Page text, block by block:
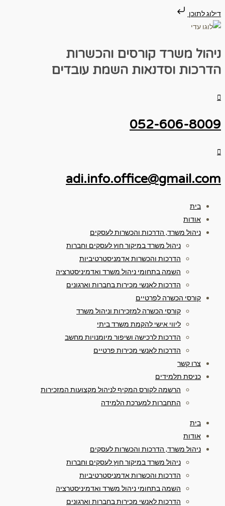
דילוג לתוכן
ניהול משרד קורסים והכשרות
הדרכות וסדנאות השמת עובדים
052-606-8009
adi.info.office@gmail.com
בית
אודות
ניהול משרד, הדרכות והכשרות לעסקים
ניהול משרד במיקור חוץ לעסקים וחברות
הדרכות והכשרות אדמניסטרטיביות
השמה בתחומי ניהול משרד ואדמיניסטרציה
הדרכות לאנשי מכירות בחברות וארגונים
קורסי הכשרה לפרטיים
קורסי הכשרה למזכירות וניהול משרד
ליווי אישי להקמת משרד ביתי
הדרכות לרכישה ושיפור מיומנויות מחשב
הדרכות לאנשי מכירות פרטיים
צרו קשר
כניסת תלמידים
הרשמה לקורס המקיף לניהול מקצועות המזכירות
התחברות למערכת הלמידה
בית
אודות
ניהול משרד, הדרכות והכשרות לעסקים
ניהול משרד במיקור חוץ לעסקים וחברות
הדרכות והכשרות אדמניסטרטיביות
השמה בתחומי ניהול משרד ואדמיניסטרציה
הדרכות לאנשי מכירות בחברות וארגונים